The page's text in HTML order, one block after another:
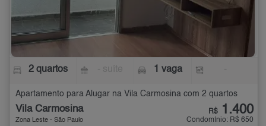
2 quartos 1 vaga
Apartamento para Alugar na Vila Carmosina com 2 quartos
Vila Carmosina
Zona Leste - São Paulo
R$ 1.400
Condomínio: R$ 650